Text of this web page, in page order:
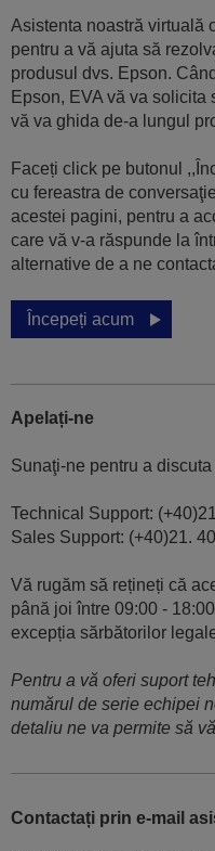
Asistenta noastră virtuală
pentru a vă ajuta să
produsul dvs. Epson.
Epson, EVA vă va
vă va ghida de-a lungul
Faceți click pe butonul
cu fereastra de
acestei pagini, pentru a
care vă v-a răspunde la
alternative de a ne
Începeți acum
Apelați-ne
Sunaţi-ne pentru a
Technical Support:
Sales Support: (+40)21.
Vă rugăm să rețineți că
până joi între 09:00 -
excepția sărbătorilor
Pentru a vă oferi suport
numărul de serie echipei
detaliu ne va permite să
Contactați prin e-mail